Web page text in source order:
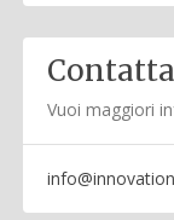
Vuoi maggiori